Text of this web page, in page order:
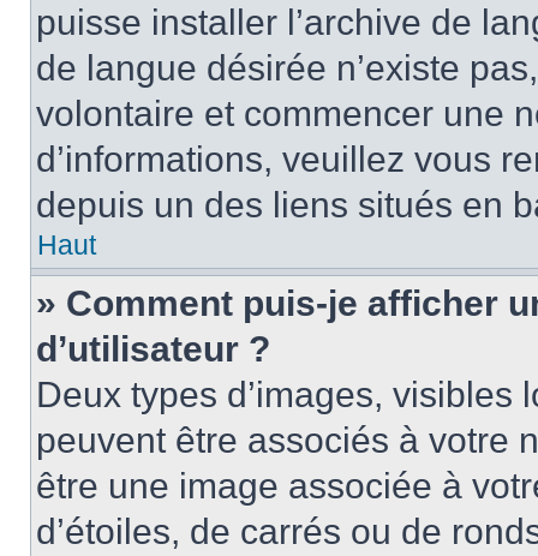
puisse installer l’archive de
de langue désirée n’existe
volontaire et commencer une
d’informations, veuillez vous
depuis un des liens situés en
Haut
» Comment puis-je afficher
d’utilisateur ?
Deux types d’images,
peuvent être associés à votre
être une image associée à
d’étoiles, de carrés ou de